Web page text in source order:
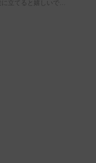
に立てると嬉しいで…